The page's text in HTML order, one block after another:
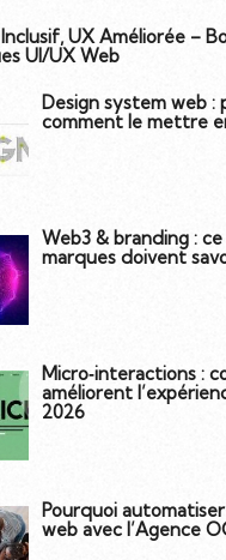
UX Améliorée –
UI/UX Web
Design system web :
comment le mettre
Web3 & branding :
marques doivent
Micro‑interactions :
améliorent
2026
Pourquoi
web avec l’Agence